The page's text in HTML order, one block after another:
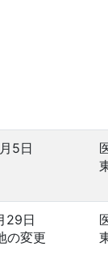
5日
29日
の変更